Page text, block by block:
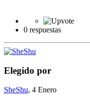
0 respuestas
Elegido por
SheShu, 4 Enero